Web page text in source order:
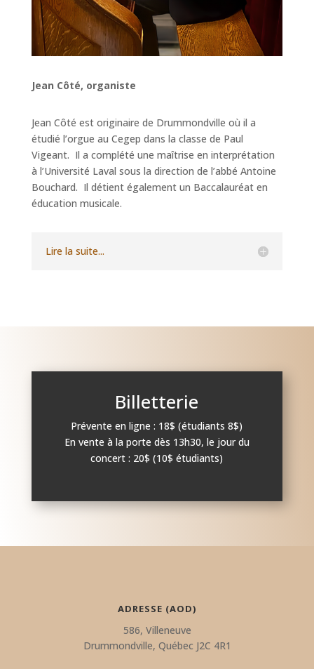
Jean Côté, organiste
Jean Côté est originaire de Drummondville où il a
étudié l’orgue au Cegep dans la classe de Paul
Vigeant. Il a complété une maîtrise en interprétation
à l’Université Laval sous la direction de l’abbé Antoine
Bouchard. Il détient également un Baccalauréat en
éducation musicale.
Lire la suite...
Billetterie
Prévente en ligne : 18$ (étudiants 8$)
En vente à la porte dès 13h30, le jour du
concert : 20$ (10$ étudiants)
ADRESSE (AOD)
586, Villeneuve
Drummondville, Québec J2C 4R1